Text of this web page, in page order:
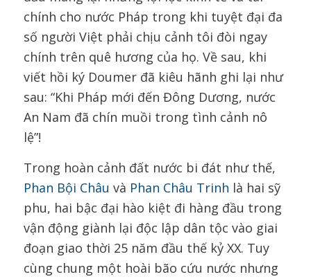
chính cho nước Pháp trong khi tuyệt đại đa
số người Việt phải chịu cảnh tôi đòi ngay
chính trên quê hương của họ. Về sau, khi
viết hồi ký Doumer đã kiêu hãnh ghi lại như
sau: “Khi Pháp mới đến Đông Dương, nước
An Nam đã chín muồi trong tình cảnh nô
lệ”!
Trong hoàn cảnh đất nước bi đát như thế,
Phan Bội Châu và Phan Châu Trinh là hai sỹ
phu, hai bậc đại hào kiệt đi hàng đầu trong
vận động giành lại độc lập dân tộc vào giai
đoạn giao thời 25 năm đầu thế kỷ XX. Tuy
cùng chung một hoài bão cứu nước nhưng